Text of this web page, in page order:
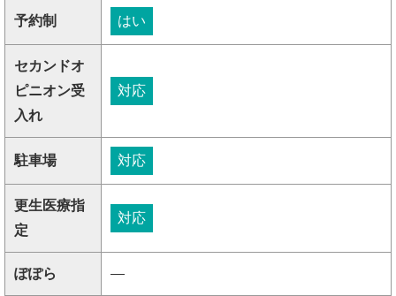
予約制 はい
セカンドオ
ピニオン受
入れ
対応
駐車場 対応
更生医療指
定
対応
ぽぽら ―